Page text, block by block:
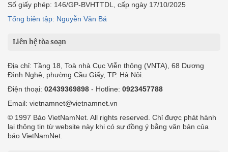
Số giấy phép: 146/GP-BVHTTDL, cấp ngày 17/10/2025
Tổng biên tập: Nguyễn Văn Bá
Liên hệ tòa soạn
Địa chỉ: Tầng 18, Toà nhà Cục Viễn thông (VNTA), 68 Dương
Đình Nghệ, phường Cầu Giấy, TP. Hà Nội.
Điện thoại: 02439369898 - Hotline: 0923457788
Email: vietnamnet@vietnamnet.vn
© 1997 Báo VietNamNet. All rights reserved. Chỉ được phát hành
lại thông tin từ website này khi có sự đồng ý bằng văn bản của
báo VietNamNet.